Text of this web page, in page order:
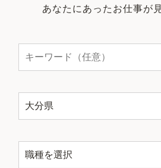
あなたにあったお仕事が